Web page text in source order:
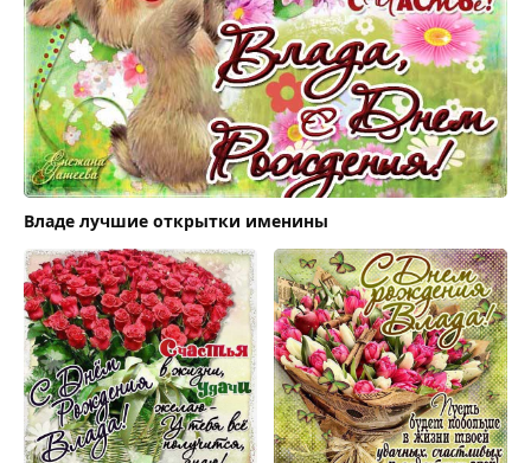
Владе лучшие открытки именины